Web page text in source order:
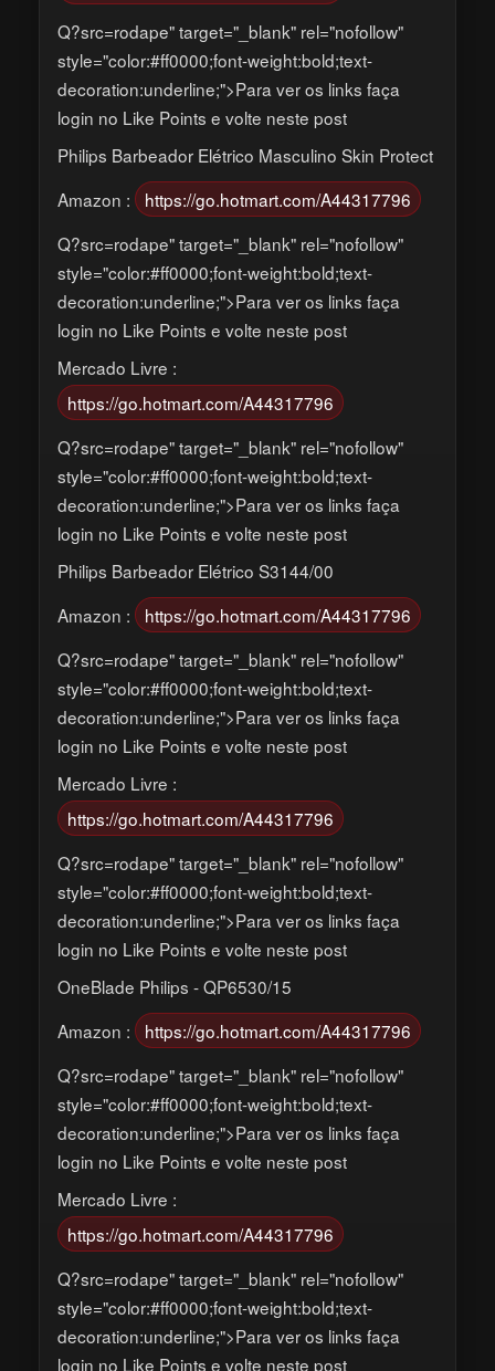
Q?src=rodape" target="_blank" rel="nofollow"
style="color:#ff0000;font-weight:bold;text-
decoration:underline;">Para ver os links faça
login no Like Points e volte neste post
Philips Barbeador Elétrico Masculino Skin Protect
Amazon :
https://go.hotmart.com/A44317796
Q?src=rodape" target="_blank" rel="nofollow"
style="color:#ff0000;font-weight:bold;text-
decoration:underline;">Para ver os links faça
login no Like Points e volte neste post
Mercado Livre :
https://go.hotmart.com/A44317796
Q?src=rodape" target="_blank" rel="nofollow"
style="color:#ff0000;font-weight:bold;text-
decoration:underline;">Para ver os links faça
login no Like Points e volte neste post
Philips Barbeador Elétrico S3144/00
Amazon :
https://go.hotmart.com/A44317796
Q?src=rodape" target="_blank" rel="nofollow"
style="color:#ff0000;font-weight:bold;text-
decoration:underline;">Para ver os links faça
login no Like Points e volte neste post
Mercado Livre :
https://go.hotmart.com/A44317796
Q?src=rodape" target="_blank" rel="nofollow"
style="color:#ff0000;font-weight:bold;text-
decoration:underline;">Para ver os links faça
login no Like Points e volte neste post
OneBlade Philips - QP6530/15
Amazon :
https://go.hotmart.com/A44317796
Q?src=rodape" target="_blank" rel="nofollow"
style="color:#ff0000;font-weight:bold;text-
decoration:underline;">Para ver os links faça
login no Like Points e volte neste post
Mercado Livre :
https://go.hotmart.com/A44317796
Q?src=rodape" target="_blank" rel="nofollow"
style="color:#ff0000;font-weight:bold;text-
decoration:underline;">Para ver os links faça
login no Like Points e volte neste post